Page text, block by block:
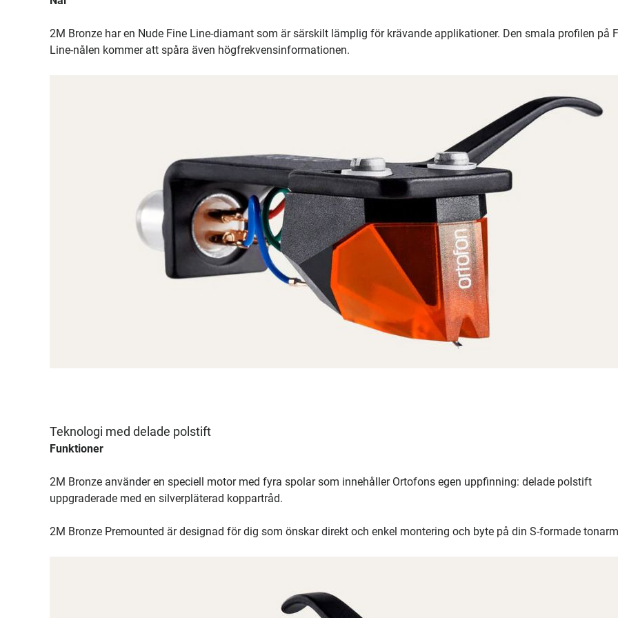
2M Bronze har en Nude Fine Line-diamant som är särskilt lämplig för krävande applikationer. Den smala profilen på
Line-nålen kommer att spåra även högfrekvensinformationen.
Teknologi med delade polstift
Funktioner
2M Bronze använder en speciell motor med fyra spolar som innehåller Ortofons egen uppfinning: delade polstift
uppgraderade med en silverpläterad koppartråd.
2M Bronze Premounted är designad för dig som önskar direkt och enkel montering och byte på din S-formade